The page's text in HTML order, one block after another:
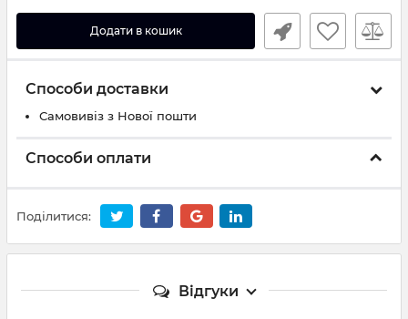
Додати в кошик
Способи доставки
Самовивіз з Нової пошти
Способи оплати
Поділитися:
Відгуки